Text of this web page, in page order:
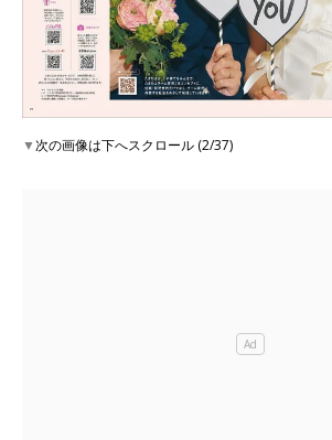
▼次の画像は下へスクロール (2/37)